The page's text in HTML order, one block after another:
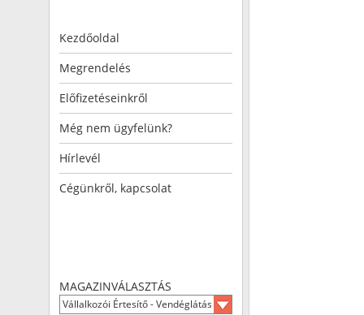
Kezdőoldal
Megrendelés
Előfizetéseinkről
Még nem ügyfelünk?
Hírlevél
Cégünkről, kapcsolat
MAGAZINVÁLASZTÁS
Vállalkozói Értesítő - Vendéglátás és Turizmus